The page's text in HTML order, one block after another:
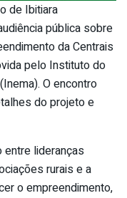
de Ibitiara
pública sobre
da Centrais
pelo Instituto do
O encontro
do projeto e
entre lideranças
rurais e a
o empreendimento,